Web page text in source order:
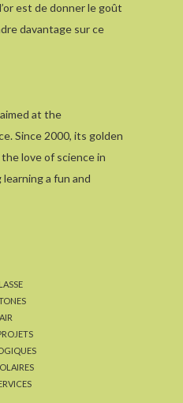
est de donner le goût
davantage sur ce
at the
Since 2000, its golden
love of science in
a fun and